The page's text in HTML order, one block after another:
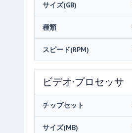
サイズ(GB)
種類
スピード(RPM)
ビデオ·プロセッサ
チップセット
サイズ(MB)